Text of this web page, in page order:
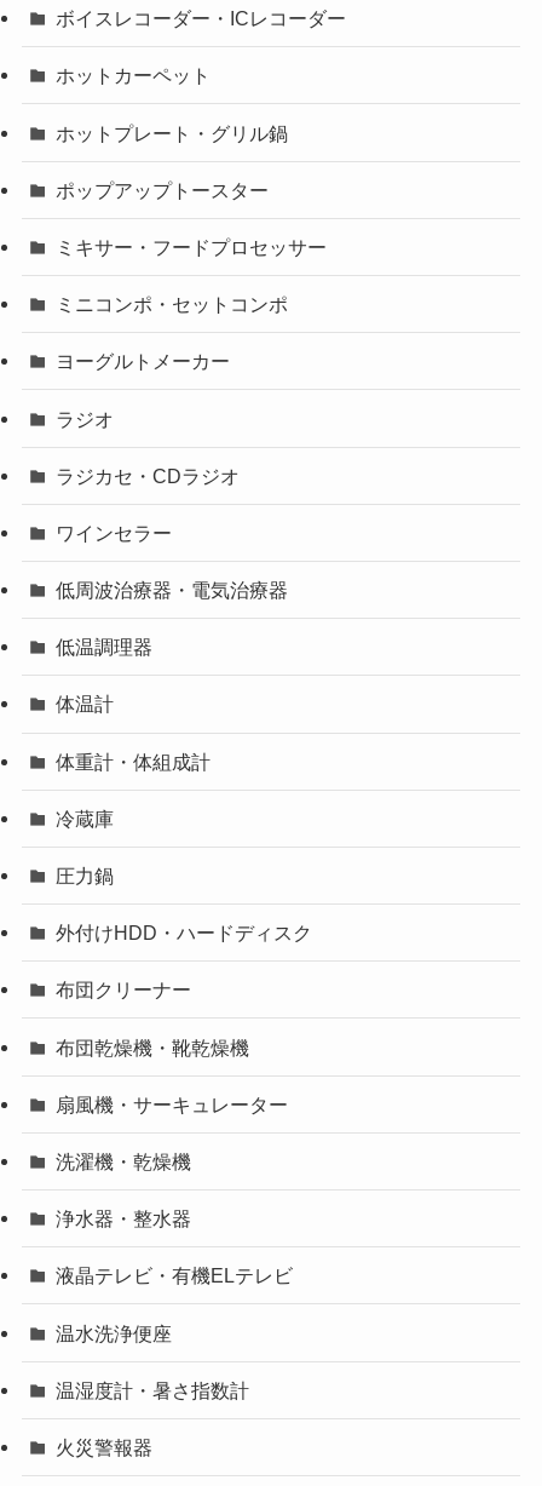
ボイスレコーダー・ICレコーダー
ホットカーペット
ホットプレート・グリル鍋
ポップアップトースター
ミキサー・フードプロセッサー
ミニコンポ・セットコンポ
ヨーグルトメーカー
ラジオ
ラジカセ・CDラジオ
ワインセラー
低周波治療器・電気治療器
低温調理器
体温計
体重計・体組成計
冷蔵庫
圧力鍋
外付けHDD・ハードディスク
布団クリーナー
布団乾燥機・靴乾燥機
扇風機・サーキュレーター
洗濯機・乾燥機
浄水器・整水器
液晶テレビ・有機ELテレビ
温水洗浄便座
温湿度計・暑さ指数計
火災警報器